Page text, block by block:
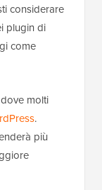
considerare
plugin di
come
molti
.
più